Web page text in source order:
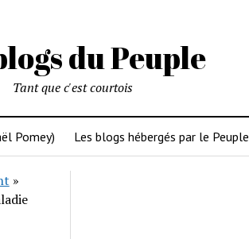
du Peuple
Tant que c'est courtois
Pomey) Les blogs hébergés par le Peuple
»